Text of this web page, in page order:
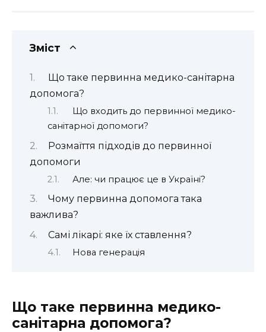
Зміст
Що таке первинна медико-санітарна
допомога?
Що входить до первинної медико-
санітарної допомоги?
Розмаїття підходів до первинної
допомоги
Але: чи працює це в Україні?
Чому первинна допомога така
важлива?
Самі лікарі: яке їх ставлення?
Нова генерація
Що таке первинна медико-
санітарна допомога?